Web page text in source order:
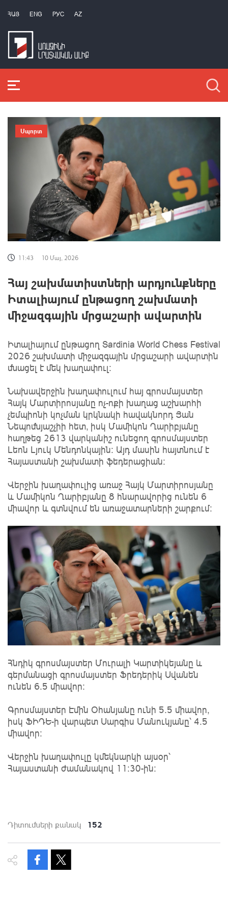
ՀԱՅ ENG РУС AZ
Սպորտ
11:43 10 Մայ, 2026
Հայ շախմատիստների արդյունքները
Իտալիայում ընթացող շախմատի
միջազգային մրցաշարի ավարտին
Իտալիայում ընթացող Sardinia World Chess Festival
2026 շախմատի միջազգային մրցաշարի ավարտին
մնացել է մեկ խաղափուլ:
Նախավերջին խաղափուլում հայ գրոսմայստեր
Հայկ Մարտիրոսյանը ոչ-ոքի խաղաց աշխարհի
չեմպիոնի կոչման կրկնակի հավակնորդ Յան
Նեպոմնյաշչիի հետ, իսկ Մամիկոն Ղարիբյանը
հաղթեց 2613 վարկանիշ ունեցող գրոսմայստեր
Լեոն Լյուկ Մենդոնկային: Այդ մասին հայտնում է
Հայաստանի շախմատի ֆեդերացիան:
Վերջին խաղափուլից առաջ Հայկ Մարտիրոսյանը
և Մամիկոն Ղարիբյանը 8 հնարավորից ունեն 6
միավոր և գտնվում են առաջատարների շարքում:
Հնդիկ գրոսմայստեր Մուրալի Կարտիկեյանը և
գերմանացի գրոսմայստեր Ֆրեդերիկ Սվանեն
ունեն 6.5 միավոր:
Գրոսմայստեր Էմին Օհանյանը ունի 5.5 միավոր,
իսկ ՖԻԴԵ-ի վարպետ Սարգիս Մանուկյանը՝ 4.5
միավոր:
Վերջին խաղափուլը կմեկնարկի այսօր՝
Հայաստանի ժամանակով 11:30-ին:
Դիտումների քանակ 152